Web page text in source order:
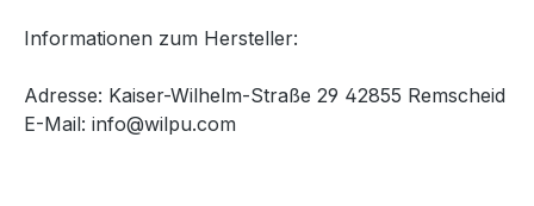
Informationen zum Hersteller:
Adresse: Kaiser-Wilhelm-Straße 29 42855 Remscheid
E-Mail: info@wilpu.com